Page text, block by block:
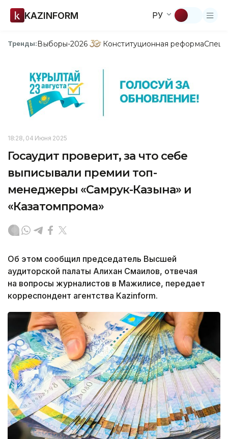
KAZINFORM РУ
Тренды:Выборы-2026 Конституционная реформа
18:28, 04 Июня 2025
Госаудит проверит, за что себе
выписывали премии топ-
менеджеры «Самрук-Казына» и
«Казатомпрома»
Об этом сообщил председатель Высшей
аудиторской палаты Алихан Смаилов, отвечая
на вопросы журналистов в Мажилисе, передает
корреспондент агентства Kazinform.